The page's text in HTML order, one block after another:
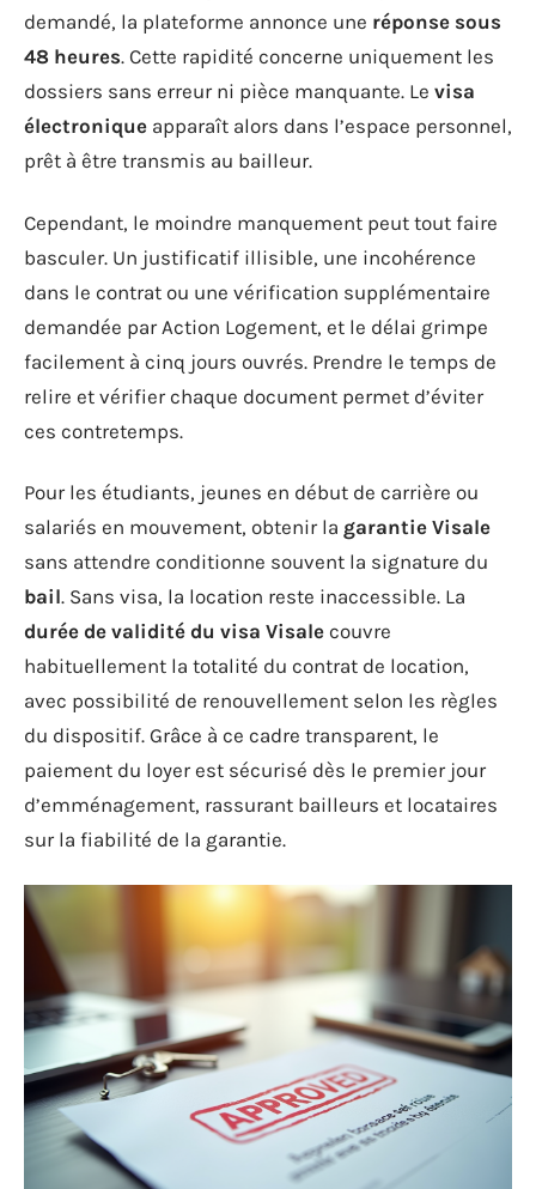
demandé, la plateforme annonce une réponse sous
48 heures. Cette rapidité concerne uniquement les
dossiers sans erreur ni pièce manquante. Le visa
électronique apparaît alors dans l’espace personnel,
prêt à être transmis au bailleur.
Cependant, le moindre manquement peut tout faire
basculer. Un justificatif illisible, une incohérence
dans le contrat ou une vérification supplémentaire
demandée par Action Logement, et le délai grimpe
facilement à cinq jours ouvrés. Prendre le temps de
relire et vérifier chaque document permet d’éviter
ces contretemps.
Pour les étudiants, jeunes en début de carrière ou
salariés en mouvement, obtenir la garantie Visale
sans attendre conditionne souvent la signature du
bail. Sans visa, la location reste inaccessible. La
durée de validité du visa Visale couvre
habituellement la totalité du contrat de location,
avec possibilité de renouvellement selon les règles
du dispositif. Grâce à ce cadre transparent, le
paiement du loyer est sécurisé dès le premier jour
d’emménagement, rassurant bailleurs et locataires
sur la fiabilité de la garantie.